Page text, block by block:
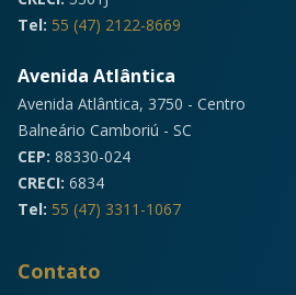
Tel: 55 (47) 2122-8669
Avenida Atlântica
Avenida Atlântica, 3750 - Centro
Balneário Camboriú - SC
CEP: 88330-024
CRECI: 6834
Tel: 55 (47) 3311-1067
Contato